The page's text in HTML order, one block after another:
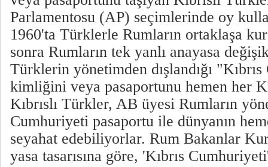
Parlamentosu (AP) seçimlerinde oy
1960'ta Türklerle Rumların ortaklaşa
sonra Rumların tek yanlı anayasa
Türklerin yönetimden dışlandığı
kimliğini veya pasaportunu hemen her
Kıbrıslı Türkler, AB üyesi Rumların
Cumhuriyeti pasaportu ile dünyanın
seyahat edebiliyorlar. Rum Bakanlar
yasa tasarısına göre, 'Kıbrıs